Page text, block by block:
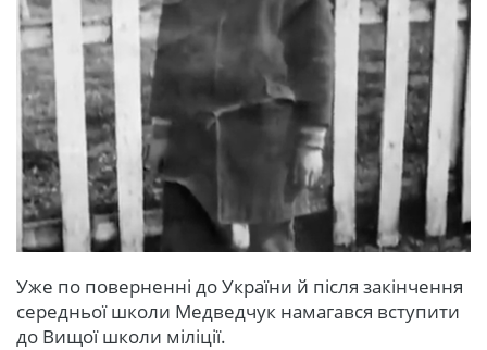
Уже по поверненні до України й після закінчення
середньої школи Медведчук намагався вступити
до Вищої школи міліції.